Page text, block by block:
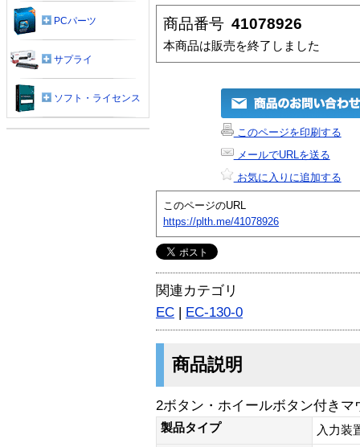
商品番号 41078926
本商品は販売を終了しました
このページを印刷する
メールでURLを送る
お気に入りに追加する
このページのURL
https://plth.me/41078926
関連カテゴリ
EC | EC-130-0
商品説明
2ボタン・ホイールボタン付き
製品タイプ
入力装
PCパーツ
サプライ
ソフト・ライセンス